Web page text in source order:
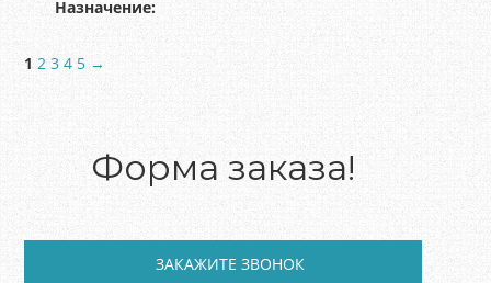
Назначение:
1 2 3 4 5 →
Форма заказа!
ЗАКАЖИТЕ ЗВОНОК